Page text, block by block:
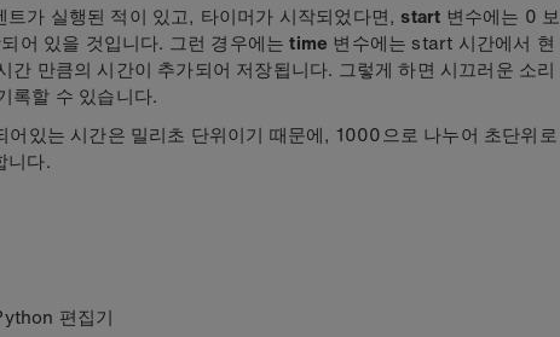
트가 실행된 적이 있고, 타이머가 시작되었다면, start 변수에는 0 보
어 있을 것입니다. 그런 경우에는time 변수에는 start 시간에서 현
간 만큼의 시간이 추가되어 저장됩니다. 그렇게 하면 시끄러운 소리
록할 수 있습니다.
어있는 시간은 밀리초 단위이기 때문에, 1000으로 나누어 초단위로
니다.
편집기